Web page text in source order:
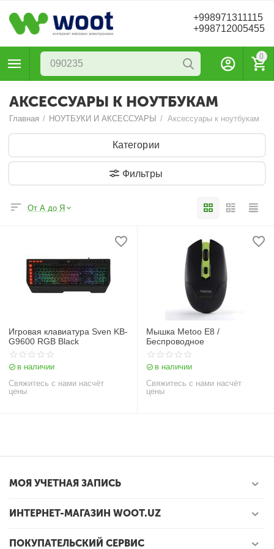
+998971311115
+998712005455
0
АКСЕССУАРЫ К НОУТБУКАМ
Главная / НОУТБУКИ И АКСЕССУАРЫ / Аксессуары к ноутбукам
Категории
Фильтры
От А до Я
Игровая клавиатура Sven KB-
G9600 RGB Black
в наличии
Свяжитесь с нами насчёт
цены
Мышка Metoo E8 /
Беспроводное
в наличии
Свяжитесь с нами насчёт
цены
МОЯ УЧЕТНАЯ ЗАПИСЬ
ИНТЕРНЕТ-МАГАЗИН WOOT.UZ
ПОКУПАТЕЛЬСКИЙ СЕРВИС